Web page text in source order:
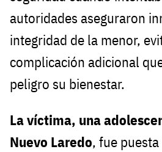
autoridades aseguraron
integridad de la menor,
complicación adicional
peligro su bienestar.
La víctima, una
Nuevo Laredo, fue